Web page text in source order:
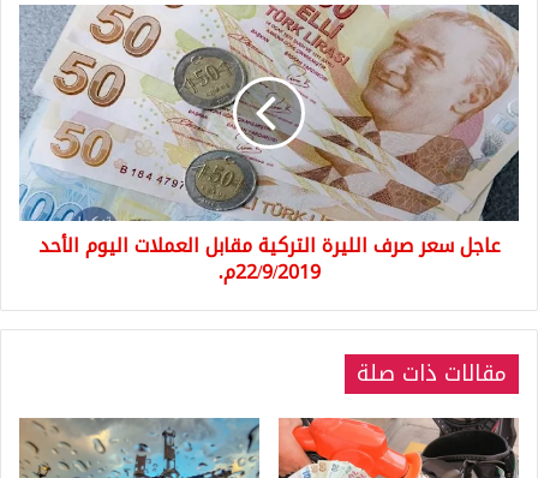
عاجل
سعر
صرف
الليرة
التركية
مقابل
العملات
اليوم
الأحد
22/9/2019م.
عاجل سعر صرف الليرة التركية مقابل العملات اليوم الأحد
22/9/2019م.
مقالات ذات صلة